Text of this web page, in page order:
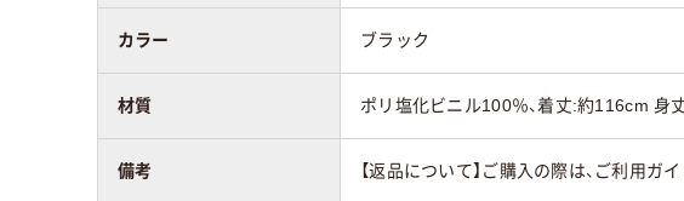
カラー ブラック
材質 ポリ塩化ビニル100％、着丈:約116cm 身
備考 【返品について】ご購入の際は、ご利用ガ